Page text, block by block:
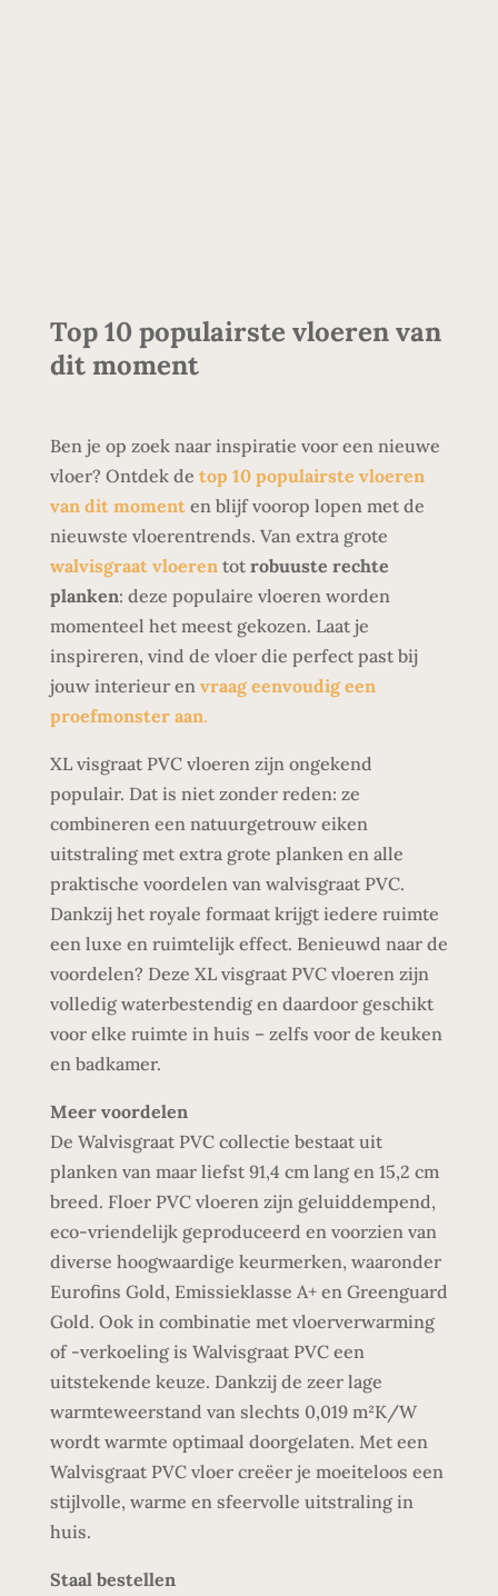
Top 10 populairste vloeren van
dit moment
Ben je op zoek naar inspiratie voor een nieuwe
vloer? Ontdek de top 10 populairste vloeren
van dit momenten blijf voorop lopen met de
nieuwste vloerentrends. Van extra grote
walvisgraat vloerentot robuuste rechte
planken: deze populaire vloeren worden
momenteel het meest gekozen. Laat je
inspireren, vind de vloer die perfect past bij
jouw interieur en vraag eenvoudig een
proefmonster aan.
XL visgraat PVC vloeren zijn ongekend
populair. Dat is niet zonder reden: ze
combineren een natuurgetrouw eiken
uitstraling met extra grote planken en alle
praktische voordelen van walvisgraat PVC.
Dankzij het royale formaat krijgt iedere ruimte
een luxe en ruimtelijk effect. Benieuwd naar de
voordelen? Deze XL visgraat PVC vloeren zijn
volledig waterbestendig en daardoor geschikt
voor elke ruimte in huis – zelfs voor de keuken
en badkamer.
Meer voordelen
De Walvisgraat PVC collectie bestaat uit
planken van maar liefst 91,4 cm lang en 15,2 cm
breed. Floer PVC vloeren zijn geluiddempend,
eco-vriendelijk geproduceerd en voorzien van
diverse hoogwaardige keurmerken, waaronder
Eurofins Gold, Emissieklasse A+ en Greenguard
Gold. Ook in combinatie met vloerverwarming
of -verkoeling is Walvisgraat PVC een
uitstekende keuze. Dankzij de zeer lage
warmteweerstand van slechts 0,019 m²K/W
wordt warmte optimaal doorgelaten. Met een
Walvisgraat PVC vloer creëer je moeiteloos een
stijlvolle, warme en sfeervolle uitstraling in
huis.
Staal bestellen